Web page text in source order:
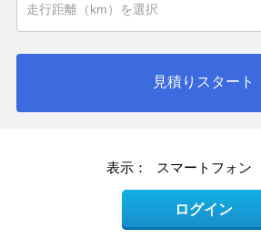
見積りスタート
表示： スマートフォン
ログイン